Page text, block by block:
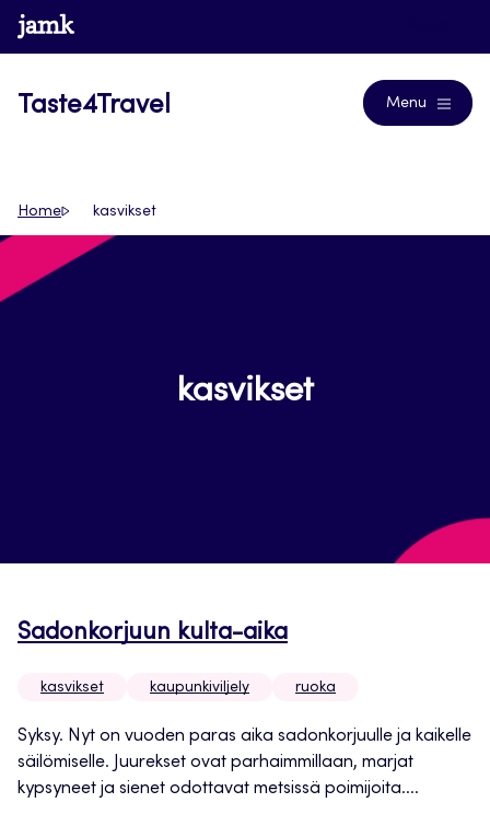
Siirry
suoraan
www.jamk.fi
Taste4Travel Menu
Home kasvikset
kasvikset
Sadonkorjuun kulta-aika
kasvikset kaupunkiviljely ruoka
Syksy. Nyt on vuoden paras aika sadonkorjuulle ja kaikelle
säilömiselle. Juurekset ovat parhaimmillaan, marjat
kypsyneet ja sienet odottavat metsissä poimijoita....